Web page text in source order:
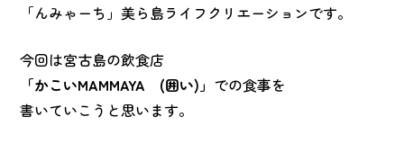
「んみゃーち」美ら島ライフクリエーションです。
今回は宮古島の飲食店
「かこいMAMMAYA (囲い)」 での食事を
書いていこうと思います。